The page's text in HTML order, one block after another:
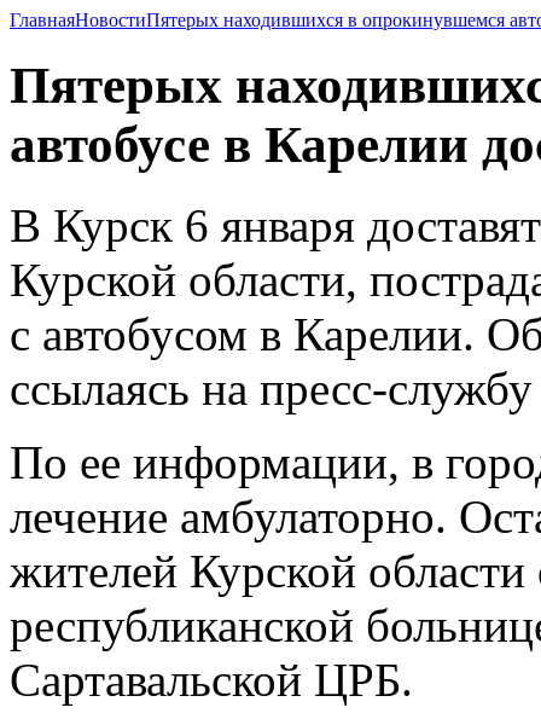
ГлавнаяНовостиПятерых находившихся в опрокинувшемся
Пятерых
автобусе в Карелии
В Курск 6 января
Курской области,
с автобусом в Карелии.
ссылаясь на пресс-
По ее информации, в
лечение амбулаторно.
жителей Курской
республиканской
Сартавальской ЦРБ.